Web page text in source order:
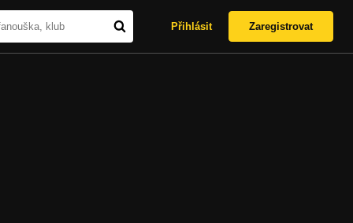
Přihlásit Zaregistrovat